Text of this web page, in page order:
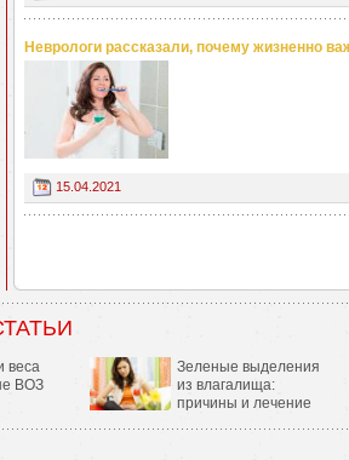
Неврологи рассказали, почему жизненно
15.04.2021
веса
ВОЗ
Зеленые выделения
из влагалища:
причины и лечение